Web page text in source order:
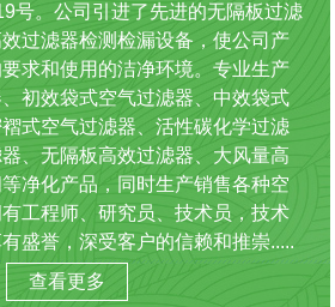
号。公司引进了先进的无隔板过滤
过滤器检测检漏设备，使公司产
求和使用的洁净环境。专业生产
初效袋式空气过滤器、中效袋式
式空气过滤器、活性碳化学过滤
、无隔板高效过滤器、大风量高
净化产品，同时生产销售各种空
工程师、研究员、技术员，技术
盛誉，深受客户的信赖和推崇.....
查看更多